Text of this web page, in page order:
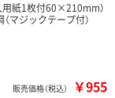
用紙1枚付60×210mm）
マジックテープ付）
販売価格（税込） ￥955